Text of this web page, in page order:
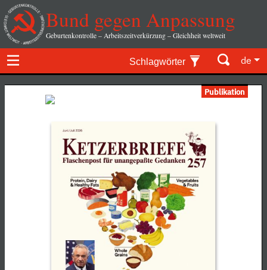
Bund gegen Anpassung
Geburtenkontrolle – Arbeitszeitverkürzung – Gleichheit weltweit
Schlagwörter de
Publikation